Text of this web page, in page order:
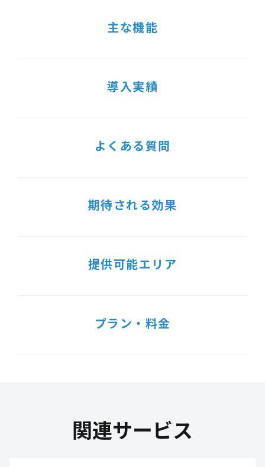
主な機能
導入実績
よくある質問
期待される効果
提供可能エリア
プラン・料金
関連サービス